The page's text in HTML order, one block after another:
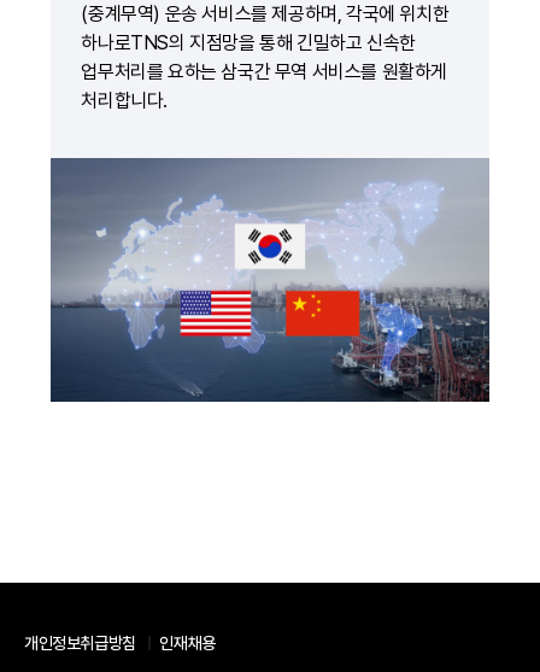
(중계무역) 운송 서비스를 제공하며, 각국에 위치한
하나로TNS의 지점망을 통해 긴밀하고 신속한
업무처리를 요하는 삼국간 무역 서비스를 원활하게
처리합니다.
개인정보취급방침 인재채용